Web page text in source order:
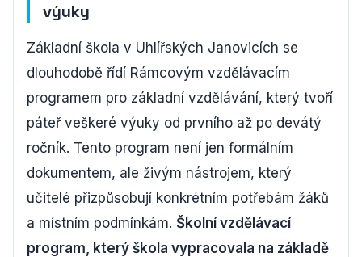
výuky
Základní škola v Uhlířských Janovicích se
dlouhodobě řídí Rámcovým vzdělávacím
programem pro základní vzdělávání, který tvoří
páteř veškeré výuky od prvního až po devátý
ročník. Tento program není jen formálním
dokumentem, ale živým nástrojem, který
učitelé přizpůsobují konkrétním potřebám žáků
a místním podmínkám. Školní vzdělávací
program, který škola vypracovala na základě